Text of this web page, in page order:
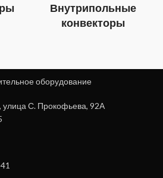
Внутрипольные
конвекторы
оборудование
улица С. Прокофьева, 92А